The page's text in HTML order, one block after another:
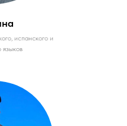
испанского и
языков